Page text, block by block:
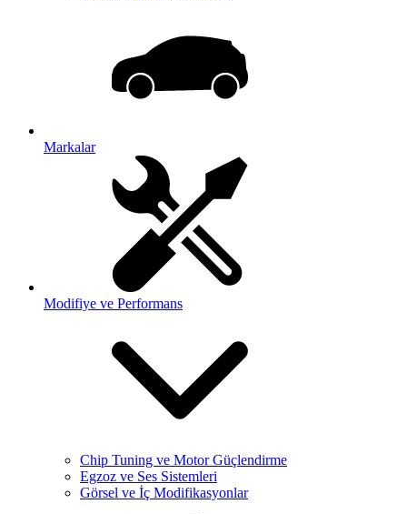
Markalar
Modifiye ve Performans
Chip Tuning ve Motor Güçlendirme
Egzoz ve Ses Sistemleri
Görsel ve İç Modifikasyonlar